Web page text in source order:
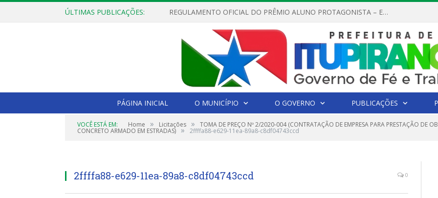
ÚLTIMAS PUBLICAÇÕES: REGULAMENTO OFICIAL DO PRÊMIO ALUNO PROTAGONISTA – EDIÇÃO 2026
PÁGINA INICIAL O MUNICÍPIO O GOVERNO PUBLICAÇÕES
VOCÊ ESTÁ EM: Home » Licitações » TOMA DE PREÇO Nº 2/2020-004 (CONTRATAÇÃO DE EMPRESA PARA PRESTAÇÃO DE
CONCRETO ARMADO EM ESTRADAS) » 2ffffa88-e629-11ea-89a8-c8df04743ccd
2ffffa88-e629-11ea-89a8-c8df04743ccd 0